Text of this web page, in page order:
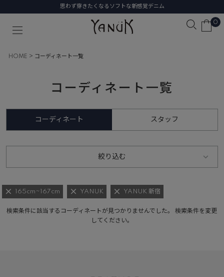
思わず穿きたくなるソフトな新感覚デニム
0
HOME コーディネート一覧
コーディネート一覧
コーディネート スタッフ
絞り込む
165cm~167cm YANUK YANUK 新宿
検索条件に該当するコーディネートが見つかりませんでした。 検索条件を変更
してください。